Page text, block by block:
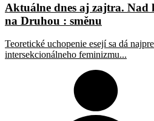
Aktuálne dnes aj zajtra. Nad
na Druhou : směnu
Teoretické uchopenie esejí sa dá
intersekcionálneho feminizmu...